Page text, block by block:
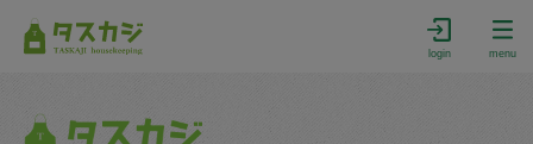
login menu